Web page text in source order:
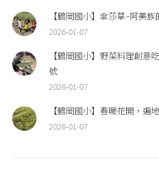
【鶴岡國小】傘莎草–阿美
2026-01-07
【鶴岡國小】野菜料理創意
號
2026-01-07
【鶴岡國小】春暖花開，遍
2026-01-07